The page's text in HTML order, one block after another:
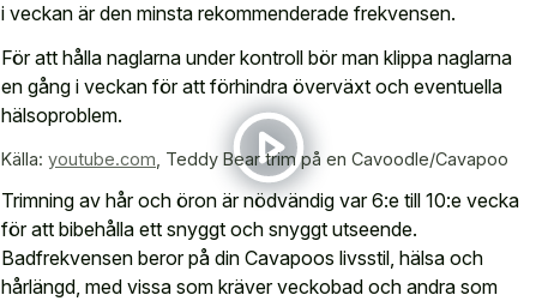
i veckan är den minsta rekommenderade frekvensen.
För att hålla naglarna under kontroll bör man klippa naglarna
en gång i veckan för att förhindra överväxt och eventuella
hälsoproblem.
Källa: youtube.com Teddy Bear trim på en Cavoodle/Cavapoo
Trimning av hår och öron är nödvändig var 6:e till 10:e vecka
för att bibehålla ett snyggt och snyggt utseende.
Badfrekvensen beror på din Cavapoos livsstil, hälsa och
hårlängd, med vissa som kräver veckobad och andra som